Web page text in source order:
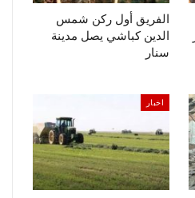
الفريق أول ركن شمس
الدين كباشي يصل مدينة
سنار
اخبار